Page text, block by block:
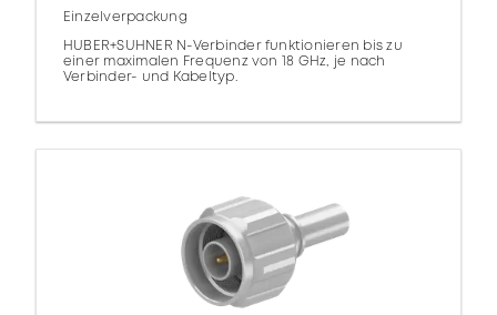
Einzelverpackung
HUBER+SUHNER N-Verbinder funktionieren bis zu
einer maximalen Frequenz von 18 GHz, je nach
Verbinder- und Kabeltyp.